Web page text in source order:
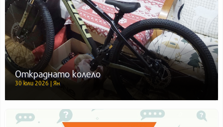
Откраднато колело
30 юли 2026 | Ян